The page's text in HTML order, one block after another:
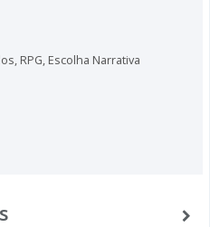
, RPG, Escolha Narrativa